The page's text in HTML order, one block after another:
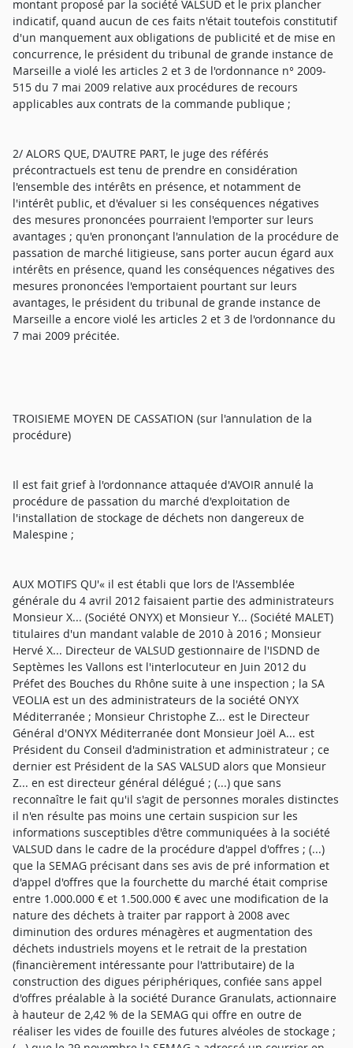
montant proposé par la société VALSUD et le prix plancher
indicatif, quand aucun de ces faits n'était toutefois constitutif
d'un manquement aux obligations de publicité et de mise en
concurrence, le président du tribunal de grande instance de
Marseille a violé les articles 2 et 3 de l'ordonnance n° 2009-
515 du 7 mai 2009 relative aux procédures de recours
applicables aux contrats de la commande publique ;
2/ ALORS QUE, D'AUTRE PART, le juge des référés
précontractuels est tenu de prendre en considération
l'ensemble des intérêts en présence, et notamment de
l'intérêt public, et d'évaluer si les conséquences négatives
des mesures prononcées pourraient l'emporter sur leurs
avantages ; qu'en prononçant l'annulation de la procédure de
passation de marché litigieuse, sans porter aucun égard aux
intérêts en présence, quand les conséquences négatives des
mesures prononcées l'emportaient pourtant sur leurs
avantages, le président du tribunal de grande instance de
Marseille a encore violé les articles 2 et 3 de l'ordonnance du
7 mai 2009 précitée.
TROISIEME MOYEN DE CASSATION (sur l'annulation de la
procédure)
Il est fait grief à l'ordonnance attaquée d'AVOIR annulé la
procédure de passation du marché d'exploitation de
l'installation de stockage de déchets non dangereux de
Malespine ;
AUX MOTIFS QU'« il est établi que lors de l'Assemblée
générale du 4 avril 2012 faisaient partie des administrateurs
Monsieur X... (Société ONYX) et Monsieur Y... (Société MALET)
titulaires d'un mandant valable de 2010 à 2016 ; Monsieur
Hervé X... Directeur de VALSUD gestionnaire de l'ISDND de
Septèmes les Vallons est l'interlocuteur en Juin 2012 du
Préfet des Bouches du Rhône suite à une inspection ; la SA
VEOLIA est un des administrateurs de la société ONYX
Méditerranée ; Monsieur Christophe Z... est le Directeur
Général d'ONYX Méditerranée dont Monsieur Joël A... est
Président du Conseil d'administration et administrateur ; ce
dernier est Président de la SAS VALSUD alors que Monsieur
Z... en est directeur général délégué ; (...) que sans
reconnaître le fait qu'il s'agit de personnes morales distinctes
il n'en résulte pas moins une certain suspicion sur les
informations susceptibles d'être communiquées à la société
VALSUD dans le cadre de la procédure d'appel d'offres ; (...)
que la SEMAG précisant dans ses avis de pré information et
d'appel d'offres que la fourchette du marché était comprise
entre 1.000.000 € et 1.500.000 € avec une modification de la
nature des déchets à traiter par rapport à 2008 avec
diminution des ordures ménagères et augmentation des
déchets industriels moyens et le retrait de la prestation
(financièrement intéressante pour l'attributaire) de la
construction des digues périphériques, confiée sans appel
d'offres préalable à la société Durance Granulats, actionnaire
à hauteur de 2,42 % de la SEMAG qui offre en outre de
réaliser les vides de fouille des futures alvéoles de stockage ;